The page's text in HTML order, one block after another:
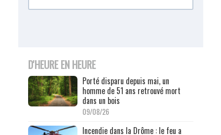
D'HEURE EN HEURE
Porté disparu depuis mai, un
homme de 51 ans retrouvé mort
dans un bois
09/08/26
Incendie dans la Drôme : le feu a